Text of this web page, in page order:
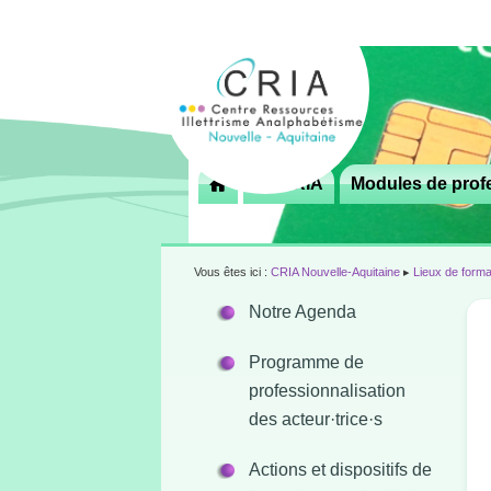
principal Le CRIA Modules de
Vous êtes ici : CRIA Nouvelle-Aquitaine ▸ Lieux de
Notre Agenda
Programme de
professionnalisation
des acteur·trice·s
Actions et dispositifs de